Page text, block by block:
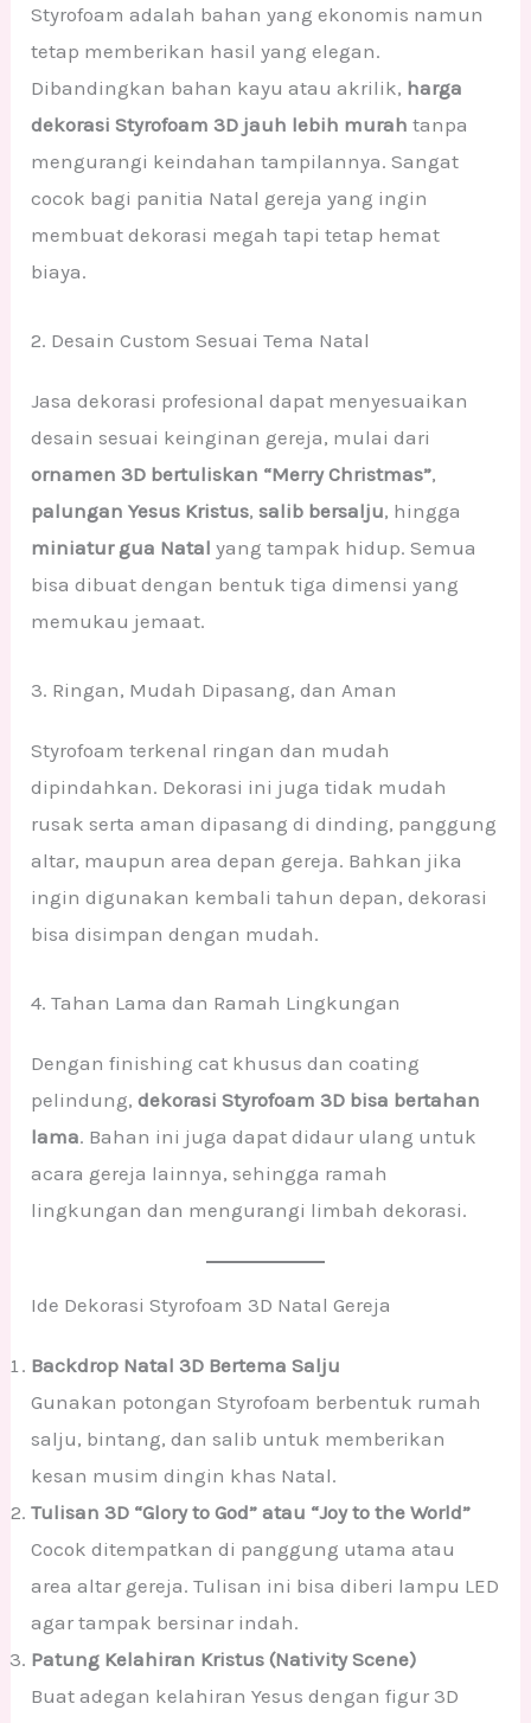
Styrofoam adalah bahan yang ekonomis namun
tetap memberikan hasil yang elegan.
Dibandingkan bahan kayu atau akrilik, harga
dekorasi Styrofoam 3D jauh lebih murah tanpa
mengurangi keindahan tampilannya. Sangat
cocok bagi panitia Natal gereja yang ingin
membuat dekorasi megah tapi tetap hemat
biaya.
2. Desain Custom Sesuai Tema Natal
Jasa dekorasi profesional dapat menyesuaikan
desain sesuai keinginan gereja, mulai dari
ornamen 3D bertuliskan “Merry Christmas”,
palungan Yesus Kristus,salib bersalju, hingga
miniatur gua Natal yang tampak hidup. Semua
bisa dibuat dengan bentuk tiga dimensi yang
memukau jemaat.
3. Ringan, Mudah Dipasang, dan Aman
Styrofoam terkenal ringan dan mudah
dipindahkan. Dekorasi ini juga tidak mudah
rusak serta aman dipasang di dinding, panggung
altar, maupun area depan gereja. Bahkan jika
ingin digunakan kembali tahun depan, dekorasi
bisa disimpan dengan mudah.
4. Tahan Lama dan Ramah Lingkungan
Dengan finishing cat khusus dan coating
pelindung,dekorasi Styrofoam 3D bisa bertahan
lama. Bahan ini juga dapat didaur ulang untuk
acara gereja lainnya, sehingga ramah
lingkungan dan mengurangi limbah dekorasi.
Ide Dekorasi Styrofoam 3D Natal Gereja
Backdrop Natal 3D Bertema Salju
Gunakan potongan Styrofoam berbentuk rumah
salju, bintang, dan salib untuk memberikan
kesan musim dingin khas Natal.
Tulisan 3D “Glory to God” atau “Joy to the World”
Cocok ditempatkan di panggung utama atau
area altar gereja. Tulisan ini bisa diberi lampu LED
agar tampak bersinar indah.
Patung Kelahiran Kristus (Nativity Scene)
Buat adegan kelahiran Yesus dengan figur 3D